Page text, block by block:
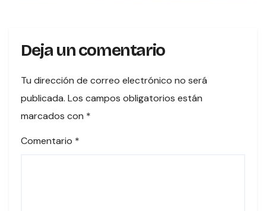
Deja un comentario
Tu dirección de correo electrónico no será
publicada. Los campos obligatorios están
marcados con *
Comentario *